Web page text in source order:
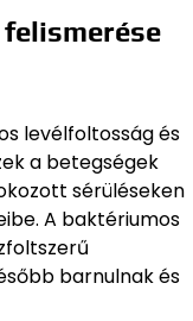
levélfoltosság és
a betegségek
sérüléseken
A baktériumos
barnulnak és